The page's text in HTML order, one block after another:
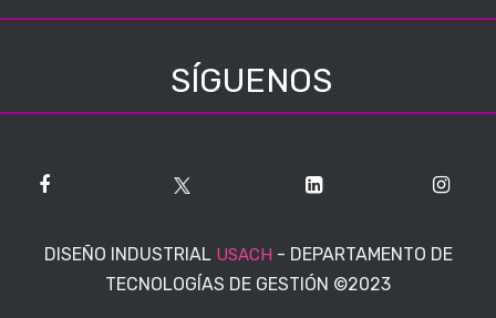
SÍGUENOS
DISEÑO INDUSTRIAL USACH - DEPARTAMENTO DE
TECNOLOGÍAS DE GESTIÓN ©2023